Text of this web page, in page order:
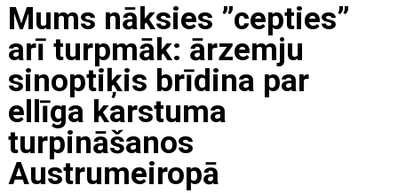
Mums nāksies ”cepties”
arī turpmāk: ārzemju
sinoptiķis brīdina par
ellīga karstuma
turpināšanos
Austrumeiropā